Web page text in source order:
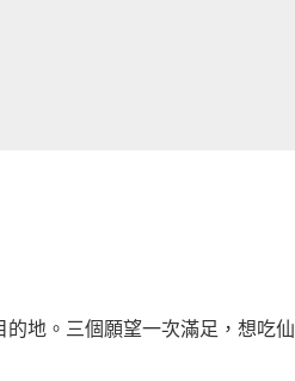
地。三個願望一次滿足，想吃仙